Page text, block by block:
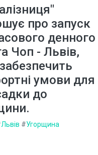
про запуск
денного
Чоп - Львів,
умови для
до
Львів #Угорщина